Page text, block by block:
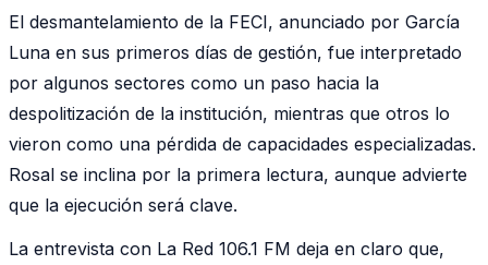
El desmantelamiento de la FECI, anunciado por García
Luna en sus primeros días de gestión, fue interpretado
por algunos sectores como un paso hacia la
despolitización de la institución, mientras que otros lo
vieron como una pérdida de capacidades especializadas.
Rosal se inclina por la primera lectura, aunque advierte
que la ejecución será clave.
La entrevista con La Red 106.1 FM deja en claro que,